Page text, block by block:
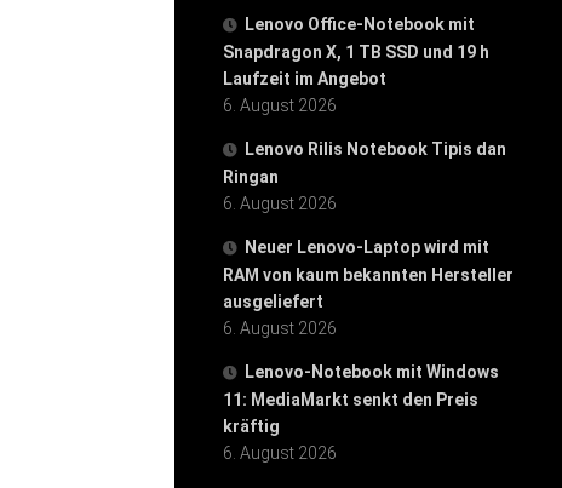
Lenovo Office-Notebook mit
Snapdragon X, 1 TB SSD und 19 h
Laufzeit im Angebot
6. August 2026
Lenovo Rilis Notebook Tipis dan
Ringan
6. August 2026
Neuer Lenovo-Laptop wird mit
RAM von kaum bekannten Hersteller
ausgeliefert
6. August 2026
Lenovo-Notebook mit Windows
11: MediaMarkt senkt den Preis
kräftig
6. August 2026